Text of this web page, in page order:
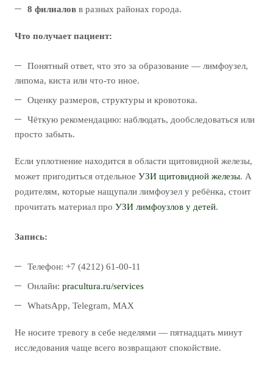
8 филиалов в разных районах города.
Что получает пациент:
Понятный ответ, что это за образование — лимфоузел,
липома, киста или что-то иное.
Оценку размеров, структуры и кровотока.
Чёткую рекомендацию: наблюдать, дообследоваться или
просто забыть.
Если уплотнение находится в области щитовидной железы,
может пригодиться отдельное УЗИ щитовидной железы. А
родителям, которые нащупали лимфоузел у ребёнка, стоит
прочитать материал про УЗИ лимфоузлов у детей.
Запись:
Телефон: +7 (4212) 61-00-11
Онлайн: pracultura.ru/services
WhatsApp, Telegram, MAX
Не носите тревогу в себе неделями — пятнадцать минут
исследования чаще всего возвращают спокойствие.